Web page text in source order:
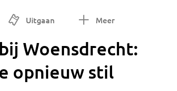
Uitgaan Meer
Woensdrecht:
opnieuw stil